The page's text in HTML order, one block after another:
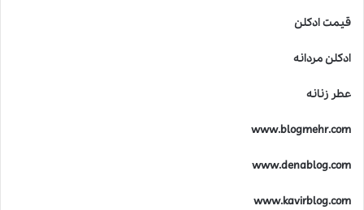
قیمت ادکلن
ادکلن مردانه
عطر زنانه
www.blogmehr.com
www.denablog.com
www.kavirblog.com